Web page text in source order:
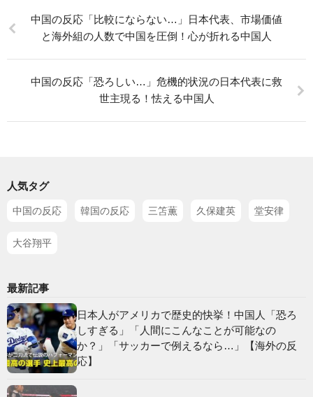
中国の反応「比較にならない…」日本代表、市場価値
と海外組の人数で中国を圧倒！心が折れる中国人
中国の反応「恐ろしい…」危機的状況の日本代表に救
世主現る！怯える中国人
人気タグ
中国の反応 韓国の反応 三笘薫 久保建英 堂安律
大谷翔平
最新記事
日本人がアメリカで歴史的快挙！中国人「恐ろ
しすぎる」「人間にこんなことが可能なの
か？」「サッカーで例えるなら…」【海外の反
応】